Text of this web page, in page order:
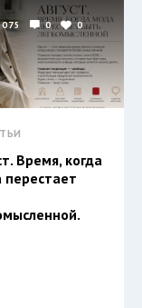
0 0
Время, когда
перестает